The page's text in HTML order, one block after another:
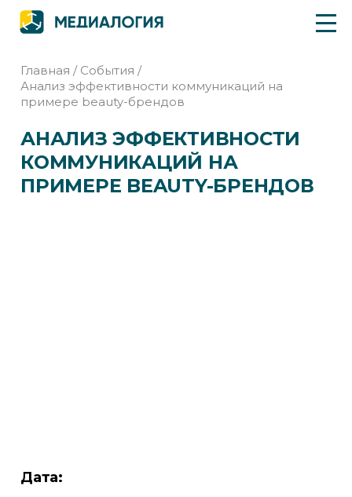
Главная / События /
Анализ эффективности коммуникаций на
примере beauty-брендов
АНАЛИЗ ЭФФЕКТИВНОСТИ
КОММУНИКАЦИЙ НА
ПРИМЕРЕ BEAUTY-БРЕНДОВ
Дата: